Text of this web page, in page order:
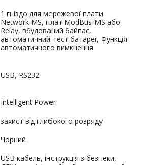
1 гніздо для мережевої плати
Network-MS, плат ModBus-MS або
Relay, вбудований байпас,
автоматичний тест батареї, Функція
автоматичного вимкнення
USB, RS232
Intelligent Power
захист від глибокого розряду
Чорний
USB кабель, інструкція з безпеки,